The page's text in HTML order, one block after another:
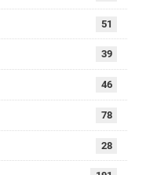
51
39
46
78
28